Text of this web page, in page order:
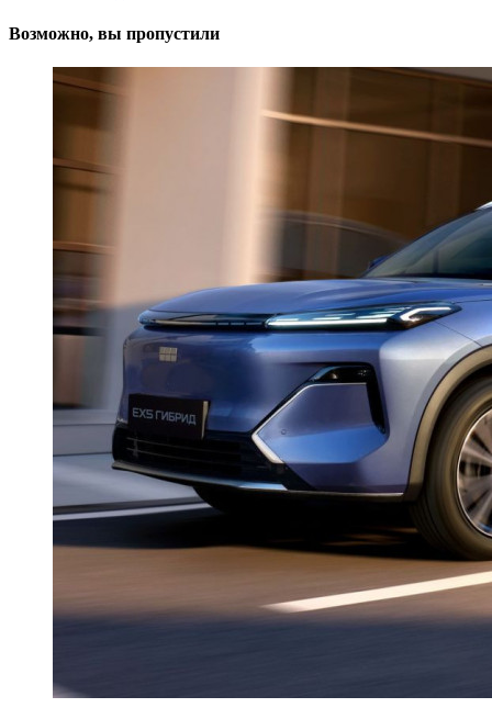
Возможно, вы пропустили